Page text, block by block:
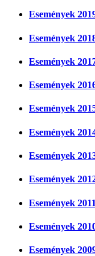
Események
Események
Események
Események
Események
Események
Események
Események
Események 2011
Események
Események